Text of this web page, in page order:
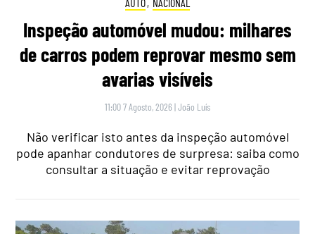
Inspeção automóvel mudou: milhares
de carros podem reprovar mesmo sem
avarias visíveis
11:00 7 Agosto, 2026 |João Luís
Não verificar isto antes da inspeção automóvel
pode apanhar condutores de surpresa: saiba como
consultar a situação e evitar reprovação